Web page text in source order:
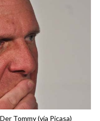
Tommy (vía Picasa)